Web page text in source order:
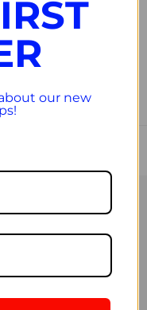
yang didirikan pada
sebagai brand
our new